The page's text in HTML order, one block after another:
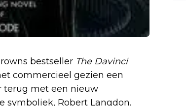
bestseller The Davinci
commercieel gezien een
terug met een nieuw
symboliek, Robert Langdon.